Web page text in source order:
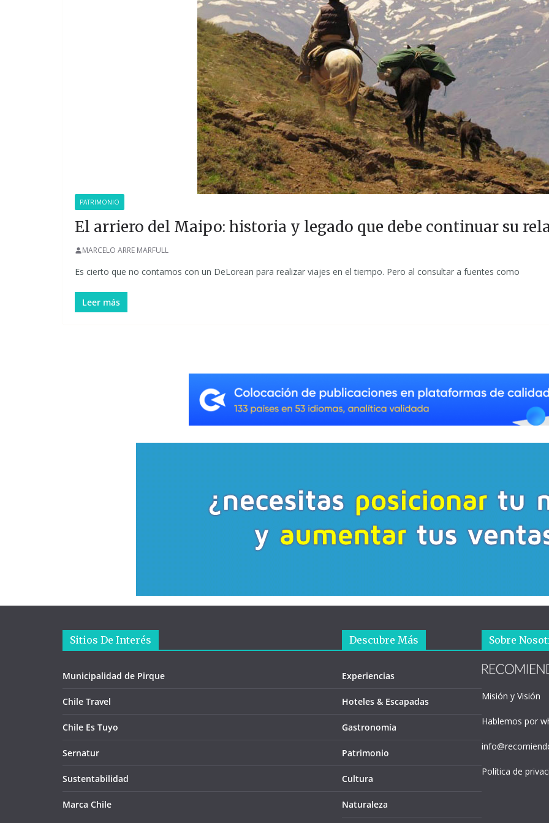
PATRIMONIO
El arriero del Maipo: historia y legado que debe continuar su
MARCELO ARRE MARFULL
Es cierto que no contamos con un DeLorean para realizar viajes en el tiempo. Pero al consultar a fuentes como
Leer más
Sitios De Interés
Municipalidad de Pirque
Chile Travel
Chile Es Tuyo
Sernatur
Sustentabilidad
Marca Chile
Descubre Más
Experiencias
Hoteles & Escapadas
Gastronomía
Patrimonio
Cultura
Naturaleza
Sobre
Misión y Visión
Hablemos por
Política de